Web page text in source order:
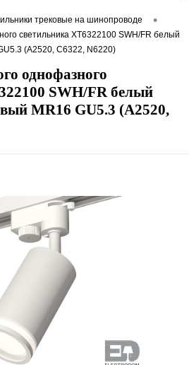
трековые на шинопроводе •
светильника XT6322100 SWH/FR белый
(A2520, C6322, N6220)
однофазного
SWH/FR белый
MR16 GU5.3 (A2520,